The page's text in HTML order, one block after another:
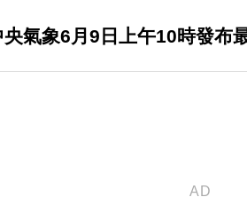
央氣象6月9日上午10時發布